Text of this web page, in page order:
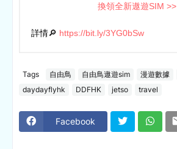
換領全新遨遊SIM >>
詳情🔎 https://bit.ly/3YG0bSw
Tags 自由鳥 自由鳥遨遊sim 漫遊數據
daydayflyhk
DDFHK jetso travel
Facebook